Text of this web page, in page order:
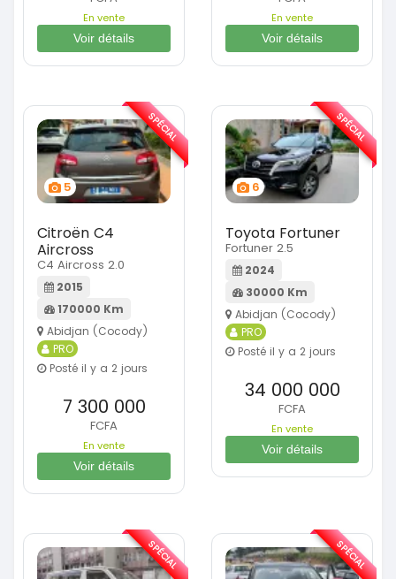
En vente
Voir détails
En vente
Voir détails
5
Citroën C4
Aircross
C4 Aircross 2.0
2015
170000 Km
Abidjan (Cocody)
PRO
Posté il y a 2 jours
7 300 000
FCFA
En vente
Voir détails
SPÉCIAL
6
Toyota Fortuner
Fortuner 2.5
2024
30000 Km
Abidjan (Cocody)
PRO
Posté il y a 2 jours
34 000 000
FCFA
En vente
Voir détails
SPÉCIAL
SPÉCIAL SPÉCIAL